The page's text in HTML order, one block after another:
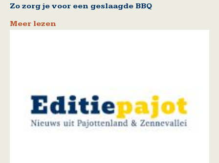
Zo zorg je voor een geslaagde BBQ
Meer lezen